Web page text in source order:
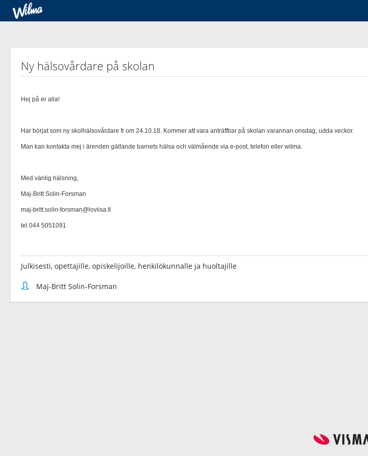
Ny hälsovårdare på skolan
Julkisesti, opettajille, opiskelijoille, henkilökunnalle ja huoltajille
Maj-Britt Solin-Forsman